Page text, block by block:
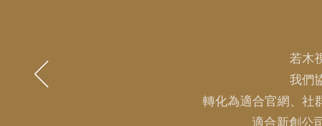
若木
我們
轉化為適合官網、社
適合新創公